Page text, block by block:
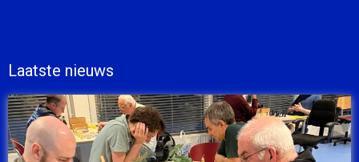
Laatste nieuws